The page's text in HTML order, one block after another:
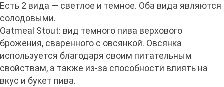
Есть 2 вида — светлое и темное. Оба вида являются
солодовыми.
Oatmeal Stout: вид темного пива верхового
брожения, сваренного с овсянкой. Овсянка
используется благодаря своим питательным
свойствам, а также из-за способности влиять на
вкус и букет пива.